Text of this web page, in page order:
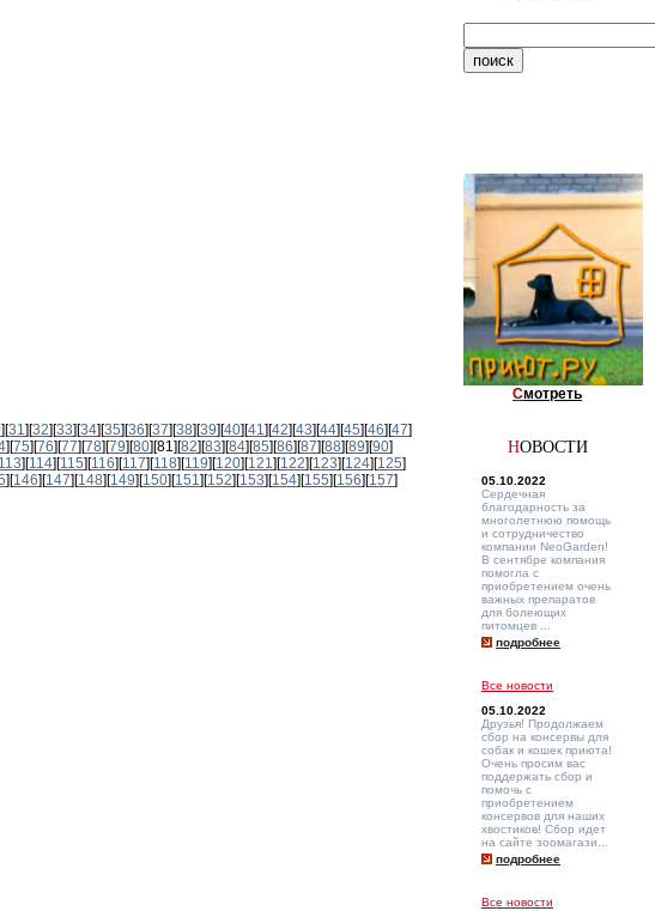
][31][32][33][34][35][36][37][38][39][40][41][42][43][44][45][46][47]
][75][76][77][78][79][80][81][82][83][84][85][86][87][88][89][90]
][114][115][116][117][118][119][120][121][122][123][124][125]
][146][147][148][149][150][151][152][153][154][155][156][157]
Смотреть
НОВОСТИ
05.10.2022
Сердечная
благодарность за
многолетнюю помощь
и сотрудничество
компании NeoGarden!
В сентябре компания
помогла с
приобретением очень
важных препаратов
для болеющих
питомцев ...
подробнее
Все новости
05.10.2022
Друзья! Продолжаем
сбор на консервы для
собак и кошек приюта!
Очень просим вас
поддержать сбор и
помочь с
приобретением
консервов для наших
хвостиков! Сбор идет
на сайте зоомагази...
подробнее
Все новости